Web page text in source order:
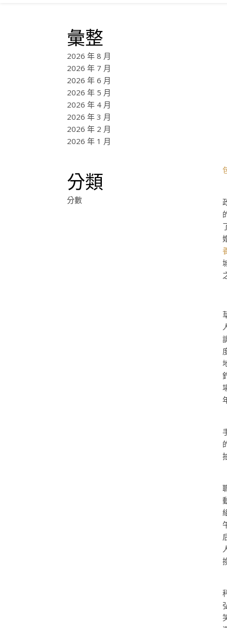
彙整
2026 年 8 月
2026 年 7 月
2026 年 6 月
2026 年 5 月
2026 年 4 月
2026 年 3 月
2026 年 2 月
2026 年 1 月
分類
分數